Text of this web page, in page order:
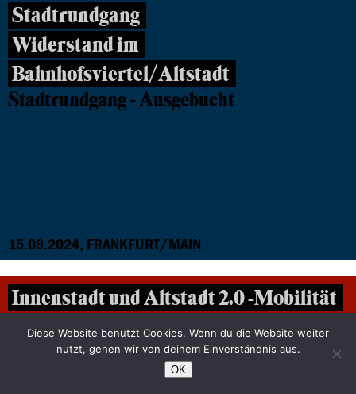
Stadtrundgang
Widerstand im
Bahnhofsviertel/Altstadt
Stadtrundgang - Ausgebucht
15.09.2024, FRANKFURT/MAIN
Innenstadt und Altstadt 2.0 -Mobilität
und Lebensqualität in der Frankfurter
Diese Website benutzt Cookies. Wenn du die Website weiter
nutzt, gehen wir von deinem Einverständnis aus.
OK